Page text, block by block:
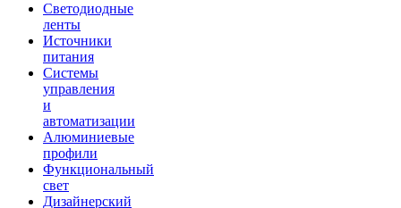
Светодиодные
ленты
Источники
питания
Системы
управления
и
автоматизации
Алюминиевые
профили
Функциональный
свет
Дизайнерский